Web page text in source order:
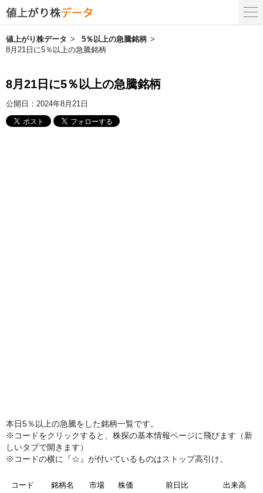
値上がり株データ
5％以上の急騰銘柄
8月21日に5％以上の急騰銘柄
8月21日に5％以上の急騰銘柄
公開日： 2024年8月21日
本日5％以上の急騰をした銘柄一覧です。
※コードをクリックすると、株探の基本情報ページに飛びます（新
しいタブで開きます）
※コードの横に『☆』が付いているものはストップ高引け。
コード 銘柄名 市場 株価 前日比 出来高